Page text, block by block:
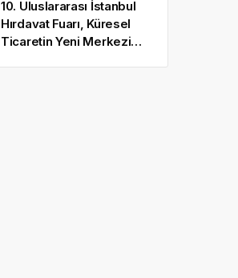
10. Uluslararası İstanbul
Hırdavat Fuarı, Küresel
Ticaretin Yeni Merkezi